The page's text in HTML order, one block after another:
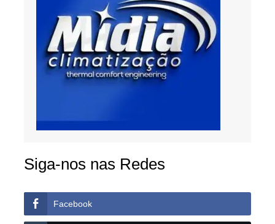
Siga-nos nas Redes
Facebook